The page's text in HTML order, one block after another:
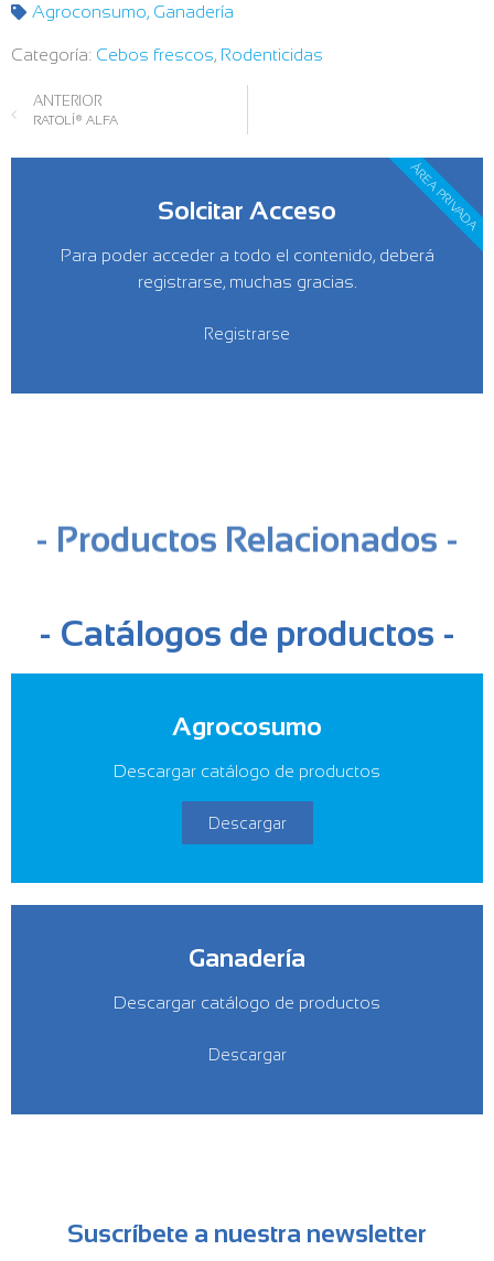
Agroconsumo, Ganadería
Categoría: Cebos frescos, Rodenticidas
ANTERIOR
RATOLÍ® ALFA
Solcitar Acceso
Para poder acceder a todo el contenido, deberá
registrarse, muchas gracias.
Registrarse
ÁREA PRIVADA
- Productos Relacionados -
- Catálogos de productos -
Agrocosumo
Descargar catálogo de productos
Descargar
Ganadería
Descargar catálogo de productos
Descargar
Suscríbete a nuestra newsletter